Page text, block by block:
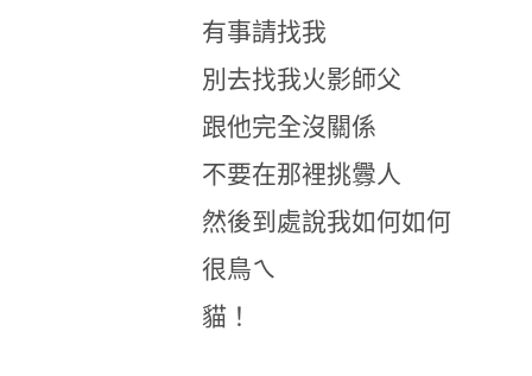
有事請找我
別去找我火影師父
跟他完全沒關係
不要在那裡挑釁人
然後到處說我如何如何
很鳥ㄟ
貓！